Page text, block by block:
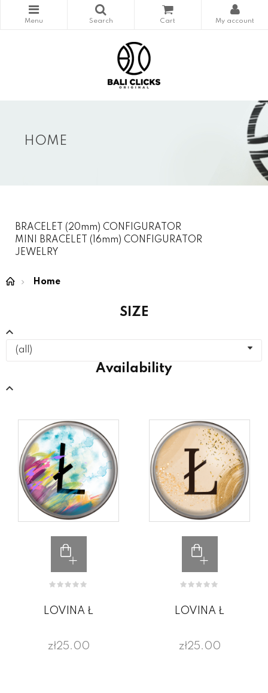
HOME
BRACELET (20mm) CONFIGURATOR
MINI BRACELET (16mm) CONFIGURATOR
JEWELRY
Home
SIZE
(all)
Availability
LOVINA Ł
zł25.00
LOVINA Ł
zł25.00